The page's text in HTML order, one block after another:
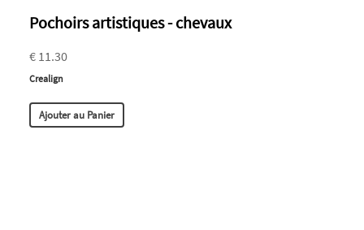
Pochoirs artistiques - chevaux
€ 11.30
Crealign
Ajouter au Panier